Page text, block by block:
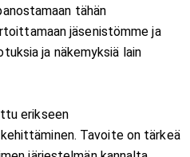
tähän
jäsenistömme ja
ja näkemyksiä lain
erikseen
Tavoite on tärkeä